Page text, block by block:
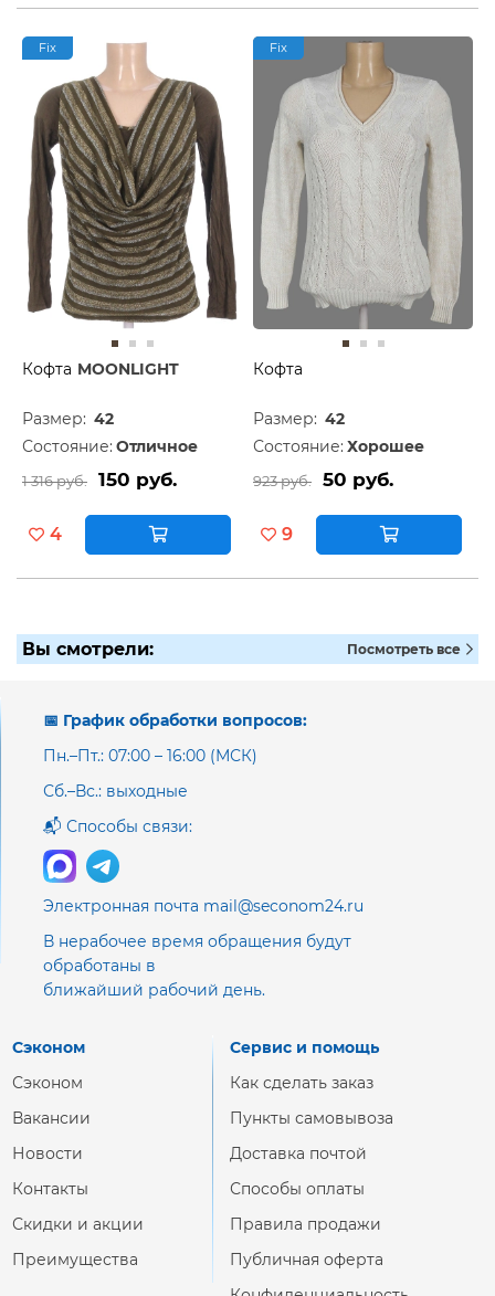
Fix
Кофта MOONLIGHT
Размер: 42
Состояние: Отличное
1 316 руб. 150 руб.
4
Fix
Кофта
Размер: 42
Состояние: Хорошее
923 руб. 50 руб.
9
Вы смотрели: Посмотреть все
📅 График обработки вопросов:
Пн.–Пт.: 07:00 – 16:00 (МСК)
Сб.–Вс.: выходные
📬 Способы связи:
Электронная почта mail@seconom24.ru
В нерабочее время обращения будут
обработаны в
ближайший рабочий день.
Сэконом
Сэконом
Вакансии
Новости
Контакты
Скидки и акции
Преимущества
Сервис и помощь
Как сделать заказ
Пункты самовывоза
Доставка почтой
Способы оплаты
Правила продажи
Публичная оферта